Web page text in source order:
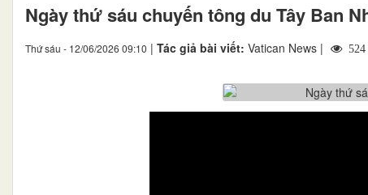
Ngày thứ sáu chuyến tông du Tây Ban
Thứ sáu - 12/06/2026 09:10 | Tác giả bài viết: Vatican News | 524